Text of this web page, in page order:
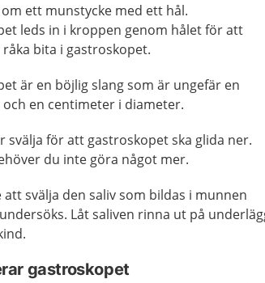
ett munstycke med ett hål.
leds in i kroppen genom hålet för att
bita i gastroskopet.
är en böjlig slang som är ungefär en
en centimeter i diameter.
svälja för att gastroskopet ska glida ner.
du inte göra något mer.
att svälja den saliv som bildas i munnen
Låt saliven rinna ut på
gastroskopet